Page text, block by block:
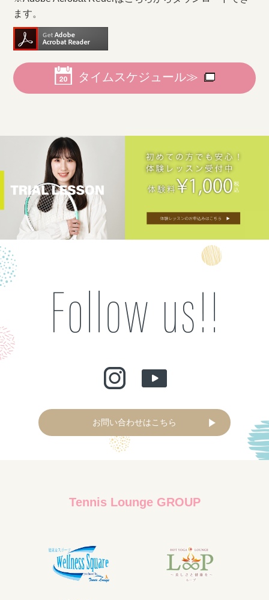
ます。
タイムスケジュール≫
お問い合わせはこちら
Tennis Lounge GROUP